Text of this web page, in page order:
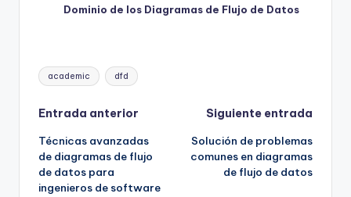
Dominio de los Diagramas de Flujo de Datos
Etiquetas:
academic dfd
Navegación
de
entradas
Entrada anterior
Técnicas avanzadas
de diagramas de flujo
de datos para
ingenieros de software
Siguiente entrada
Solución de problemas
comunes en diagramas
de flujo de datos